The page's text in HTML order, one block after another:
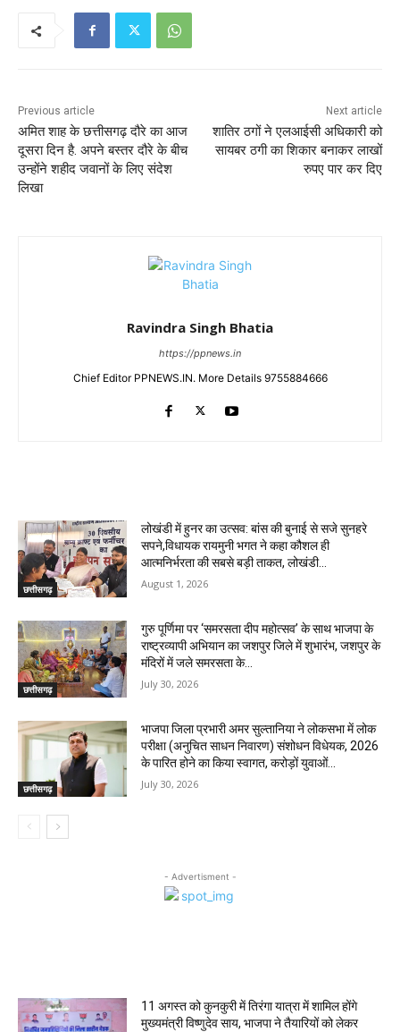
Previous article
अमित शाह के छत्तीसगढ़ दौरे का आज
दूसरा दिन है. अपने बस्तर दौरे के बीच
उन्होंने शहीद जवानों के लिए संदेश
लिखा
Next article
शातिर ठगों ने एलआईसी अधिकारी को
सायबर ठगी का शिकार बनाकर लाखों
रुपए पार कर दिए
Ravindra Singh Bhatia
https://ppnews.in
Chief Editor PPNEWS.IN. More Details 9755884666
छत्तीसगढ़
लोखंडी में हुनर का उत्सव: बांस की बुनाई से सजे सुनहरे
सपने,विधायक रायमुनी भगत ने कहा कौशल ही
आत्मनिर्भरता की सबसे बड़ी ताकत, लोखंडी...
August 1, 2026
छत्तीसगढ़
गुरु पूर्णिमा पर ‘समरसता दीप महोत्सव’ के साथ भाजपा के
राष्ट्रव्यापी अभियान का जशपुर जिले में शुभारंभ, जशपुर के
मंदिरों में जले समरसता के...
July 30, 2026
छत्तीसगढ़
भाजपा जिला प्रभारी अमर सुल्तानिया ने लोकसभा में लोक
परीक्षा (अनुचित साधन निवारण) संशोधन विधेयक, 2026
के पारित होने का किया स्वागत, करोड़ों युवाओं...
July 30, 2026
- Advertisment -
11 अगस्त को कुनकुरी में तिरंगा यात्रा में शामिल होंगे
मुख्यमंत्री विष्णुदेव साय, भाजपा ने तैयारियों को लेकर